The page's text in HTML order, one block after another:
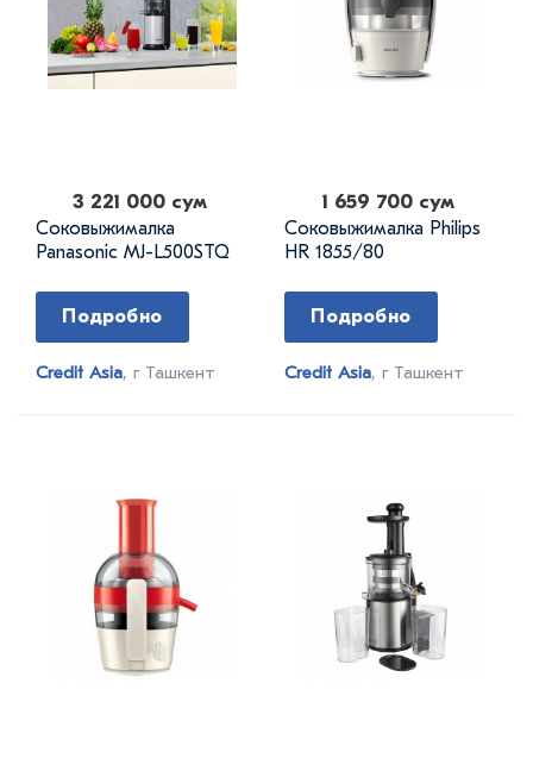
3 221 000 сум
Соковыжималка
Panasonic MJ-L500STQ
Подробно
Credit Asia, г Ташкент
1 659 700 сум
Соковыжималка Philips
HR 1855/80
Подробно
Credit Asia, г Ташкент